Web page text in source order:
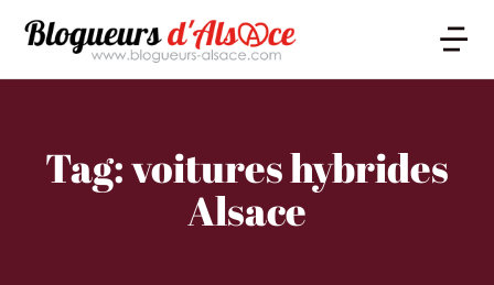
Tag: voitures hybrides
Alsace